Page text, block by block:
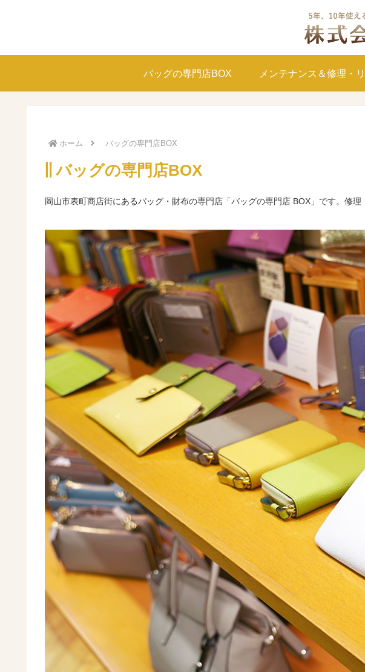
バッグの専門店BOX メンテナンス＆修理・
ホーム バッグの専門店BOX
バッグの専門店BOX
岡山市表町商店街にあるバッグ・財布の専門店「バッグの専門店 BOX」です。修